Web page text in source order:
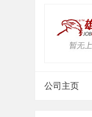
公司主页